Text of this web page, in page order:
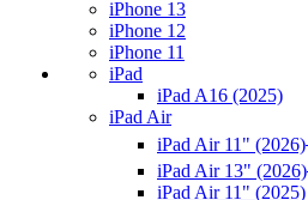
iPhone 13
iPhone 12
iPhone 11
iPad
iPad A16 (2025)
iPad Air
iPad Air 11" (2026)
iPad Air 13" (2026)
iPad Air 11" (2025)